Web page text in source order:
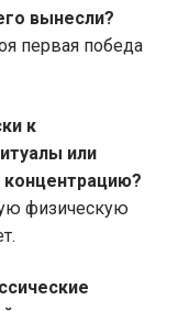
вынесли?
первая победа
к
или
физическую